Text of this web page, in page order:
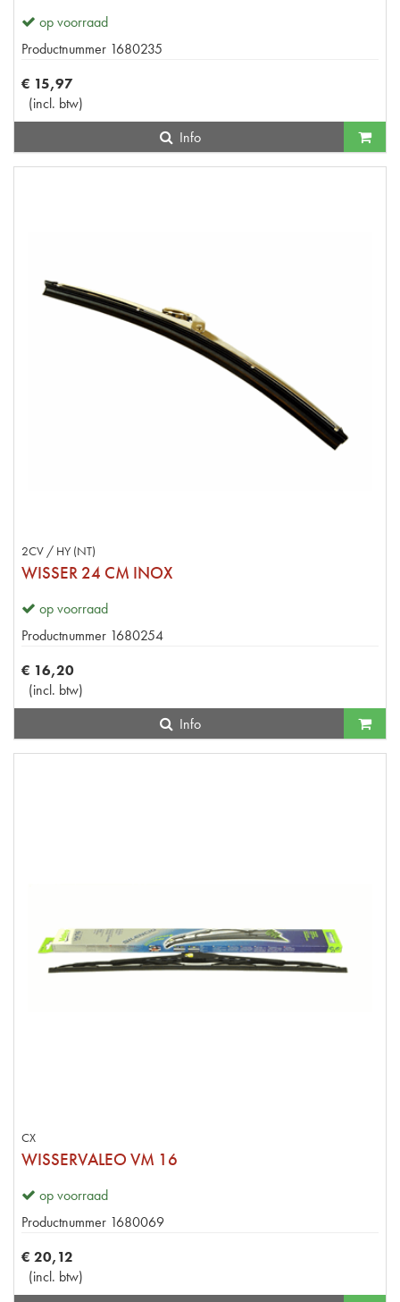
op voorraad
Productnummer 1680235
€ 15,97
(incl. btw)
Info
2CV / HY (NT)
WISSER 24 CM INOX
op voorraad
Productnummer 1680254
€ 16,20
(incl. btw)
Info
CX
WISSERVALEO VM 16
op voorraad
Productnummer 1680069
€ 20,12
(incl. btw)